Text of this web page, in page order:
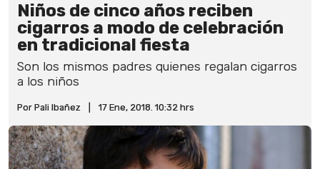
Niños de cinco años reciben
cigarros a modo de celebración
en tradicional fiesta
Son los mismos padres quienes regalan cigarros
a los niños
Por Pali Ibañez 17 Ene, 2018. 10:32 hrs